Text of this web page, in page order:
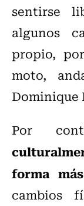
sentirse
algunos
propio,
moto,
Dominique
Por
forma
cambios